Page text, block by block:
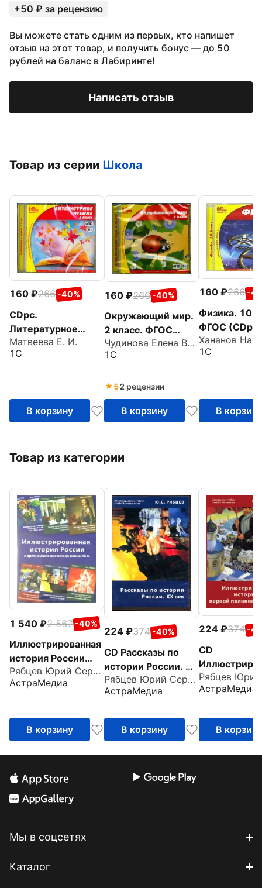
+50 ₽ за рецензию
Вы можете стать одним из первых, кто напишет
отзыв на этот товар, и получить бонус — до 50
рублей на баланс в Лабиринте!
Написать отзыв
Товар из серии Школа
160 266 -40%
CDpc.
Литературное
чтение. 2 класс.
ФГОС
Матвеева Е. И.
1С
В корзину
160 266 -40%
Окружающий мир.
2 класс. ФГОС
(CDpc)
Чудинова Елена Васильевна
1С
52 рецензии
В корзину
160 266 -
Физика. 10
ФГОС (CDpc)
1С
В корзину
Товар из категории
1 540 2 567 -40%
Иллюстрированная
история России
(6CD)
Рябцев Юрий Сергеевич
АстраМедиа
В корзину
224 374 -40%
CD Рассказы по
истории России. XX
век.
Иллюстрированное
для школьников
Рябцев Юрий Сергеевич
АстраМедиа
В корзину
224 374 -
CD
история
первой
АстраМедиа
В корзину
Мы в соцсетях
Каталог